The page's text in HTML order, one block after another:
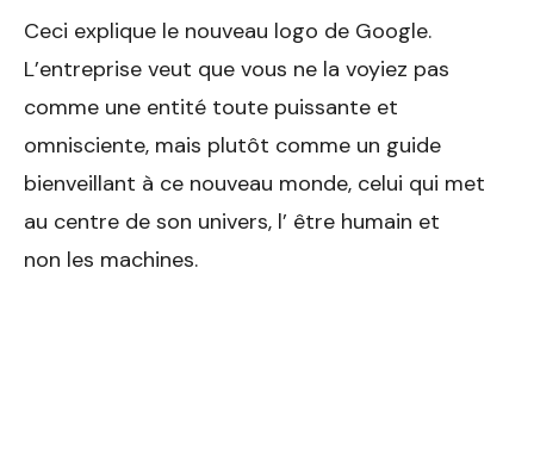
Ceci explique le nouveau logo de Google.
L’entreprise veut que vous ne la voyiez pas
comme une entité toute puissante et
omnisciente, mais plutôt comme un guide
bienveillant à ce nouveau monde, celui qui met
au centre de son univers, l’ être humain et
non les machines.